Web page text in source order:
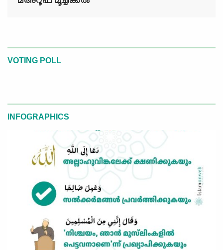
VOTING POLL
INFOGRAPHICS